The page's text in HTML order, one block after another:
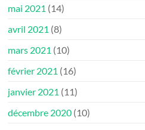
mai 2021 (14)
avril 2021 (8)
mars 2021 (10)
février 2021 (16)
janvier 2021 (11)
décembre 2020 (10)